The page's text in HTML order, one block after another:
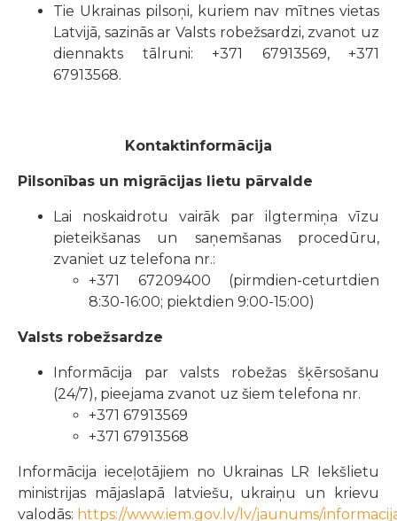
Tie Ukrainas pilsoņi, kuriem nav mītnes vietas
Latvijā, sazinās ar Valsts robežsardzi, zvanot uz
diennakts tālruni: +371 67913569, +371
67913568.
Kontaktinformācija
Pilsonības un migrācijas lietu pārvalde
Lai noskaidrotu vairāk par ilgtermiņa vīzu
pieteikšanas un saņemšanas procedūru,
zvaniet uz telefona nr.:
+371 67209400 (pirmdien-ceturtdien
8:30-16:00; piektdien 9:00-15:00)
Valsts robežsardze
Informācija par valsts robežas šķērsošanu
(24/7), pieejama zvanot uz šiem telefona nr.
+371 67913569
+371 67913568
Informācija ieceļotājiem no Ukrainas LR Iekšlietu
ministrijas mājaslapā latviešu, ukraiņu un krievu
valodās: https://www.iem.gov.lv/lv/jaunums/